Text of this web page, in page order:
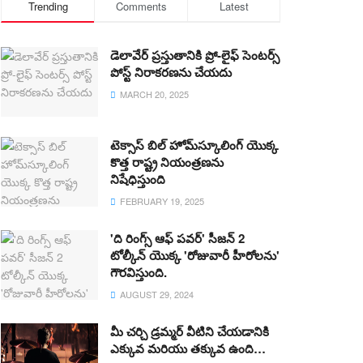
Trending Comments Latest
డెలావేర్ ప్రస్తుతానికి ప్రో-లైఫ్ సెంటర్స్
పోస్ట్ నిరాకరణను చేయదు
MARCH 20, 2025
టెక్సాస్ బిల్ హోమ్‌స్కూలింగ్ యొక్క
కొత్త రాష్ట్ర నియంత్రణను
నిషేధిస్తుంది
FEBRUARY 19, 2025
'ది రింగ్స్ ఆఫ్ పవర్' సీజన్ 2
టోల్కీన్ యొక్క 'రోజువారీ హీరోలను'
గౌరవిస్తుంది.
AUGUST 29, 2024
మీ చర్చి డ్రమ్మర్ వీటిని చేయడానికి
ఎక్కువ మరియు తక్కువ ఉంది…